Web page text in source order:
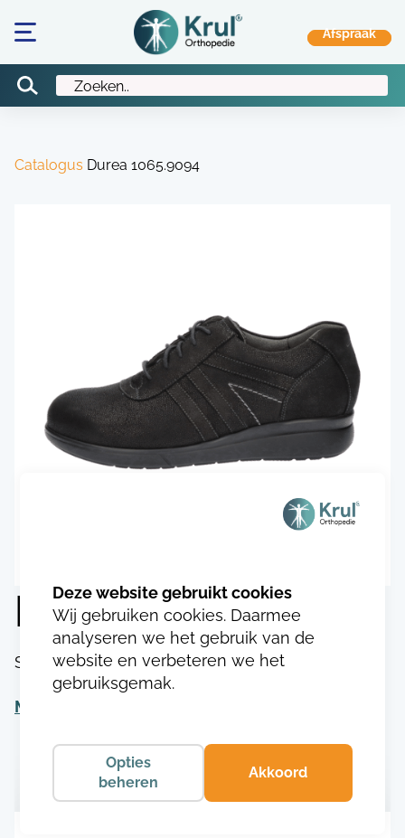
Catalogus Durea 1065.9094
Durea 1065.9094
SKU:DU106531490943
Meer informatie
Wij gebruiken cookies. Daarmee
analyseren we het gebruik van de
website en verbeteren we het
gebruiksgemak.
Opties
beheren
Akkoord